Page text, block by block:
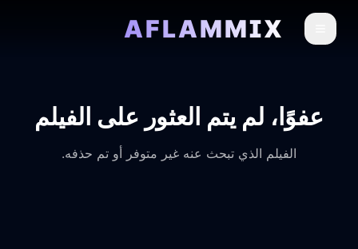
AFLAMMIX
عفوًا، لم يتم العثور على الفيلم
الفيلم الذي تبحث عنه غير متوفر أو تم حذفه.